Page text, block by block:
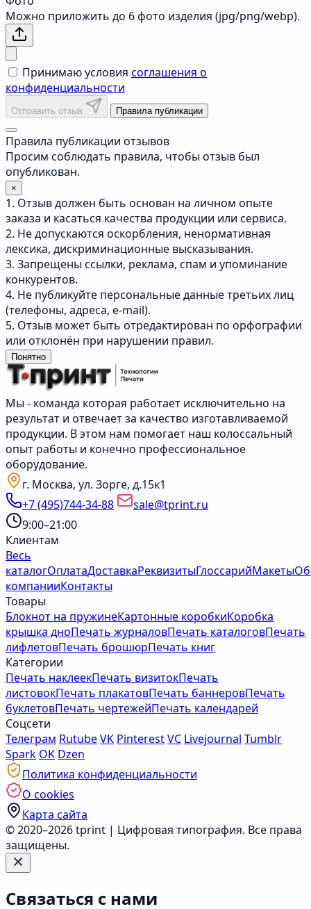
Можно приложить до 6 фото изделия (jpg/png/webp).
Принимаю условия соглашения о
конфиденциальности
Отправить отзыв Правила публикации
Правила публикации отзывов
Просим соблюдать правила, чтобы отзыв был
опубликован.
×
1. Отзыв должен быть основан на личном опыте
заказа и касаться качества продукции или сервиса.
2. Не допускаются оскорбления, ненормативная
лексика, дискриминационные высказывания.
3. Запрещены ссылки, реклама, спам и упоминание
конкурентов.
4. Не публикуйте персональные данные третьих лиц
(телефоны, адреса, e-mail).
5. Отзыв может быть отредактирован по орфографии
или отклонён при нарушении правил.
Понятно
Мы - команда которая работает исключительно на
результат и отвечает за качество изготавливаемой
продукции. В этом нам помогает наш колоссальный
опыт работы и конечно профессиональное
оборудование.
г. Москва, ул. Зорге, д.15к1
+7 (495)744-34-88
sale@tprint.ru
9:00–21:00
Клиентам
Весь
каталогОплатаДоставкаРеквизитыГлоссарийМакеты
компанииКонтакты
Товары
Блокнот на пружинеКартонные коробкиКоробка
крышка дноПечать журналовПечать каталоговПечать
лифлетовПечать брошюрПечать книг
Категории
Печать наклеекПечать визитокПечать
листовокПечать плакатовПечать баннеровПечать
буклетовПечать чертежейПечать календарей
Соцсети
Телеграм RutubeVK PinterestVC Livejournal Tumblr
Spark OK Dzen
Политика конфиденциальности
О cookies
Карта сайта
© 2020–2026 tprint | Цифровая типография. Все права
защищены.
Связаться с нами